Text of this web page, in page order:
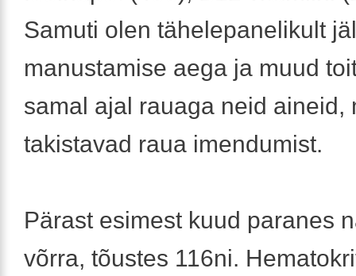
Samuti olen tähelepanelikult
manustamise aega ja muud
samal ajal rauaga neid aineid,
takistavad raua imendumist.
Pärast esimest kuud paranes
võrra, tõustes 116ni.